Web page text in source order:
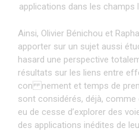
applications dans les champs
Ainsi, Olivier Bénichou et
apporter sur un sujet aussi
hasard une perspective
résultats sur les liens entre
con nement et temps de
sont considérés, déjà, comme
eu de cesse d’explorer des
des applications inédites de